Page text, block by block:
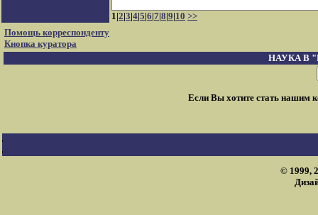
1|2|3|4|5|6|7|8|9|10 >>
Помощь корреспонденту
Кнопка куратора
НАУКА В
Если Вы хотите стать нашим
© 1999,